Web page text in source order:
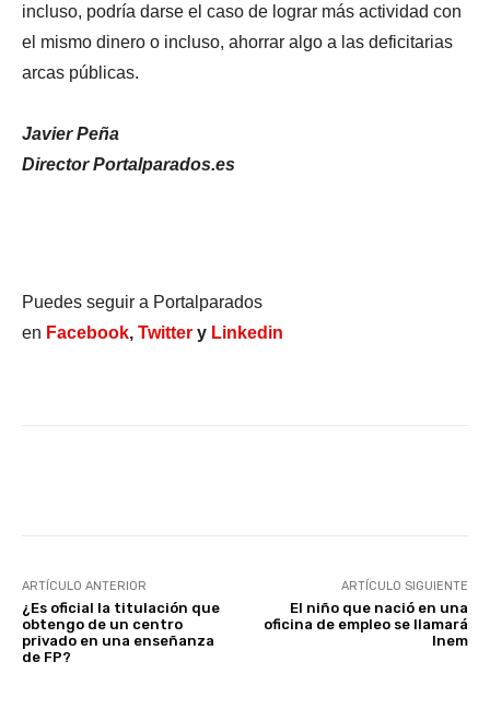
incluso, podría darse el caso de lograr más actividad con
el mismo dinero o incluso, ahorrar algo a las deficitarias
arcas públicas.
Javier Peña
Director Portalparados.es
Puedes seguir a Portalparados
en Facebook, Twitter y Linkedin
ARTÍCULO ANTERIOR
¿Es oficial la titulación que
obtengo de un centro
privado en una enseñanza
de FP?
ARTÍCULO SIGUIENTE
El niño que nació en una
oficina de empleo se llamará
Inem